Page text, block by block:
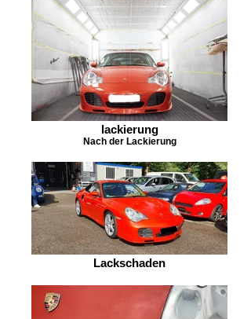
lackierung
Nach der Lackierung
Lackschaden